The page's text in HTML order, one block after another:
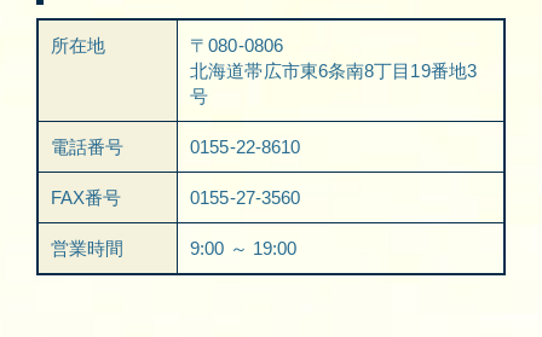
所在地
〒080-0806
北海道帯広市東6条南8丁目19番地3
号
電話番号 0155-22-8610
FAX番号 0155-27-3560
営業時間 9:00 ～ 19:00